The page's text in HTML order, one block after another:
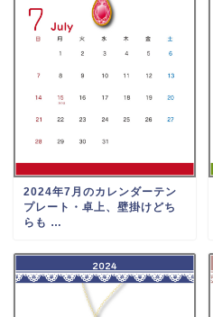
2024年7月のカレンダーテン
プレート・卓上、壁掛けどち
らも …